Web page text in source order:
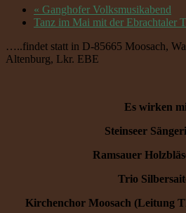
« Ganghofer Volksmusikabend
Tanz im Mai mit der Ebrachtaler
…..findet statt in D-85665 Moosach,
Altenburg, Lkr. EBE
Es wirken
Steinseer
Ramsauer
Trio
Kirchenchor Moosach (Leitung